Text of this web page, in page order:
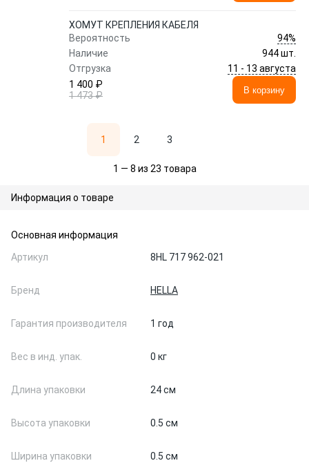
ХОМУТ КРЕПЛЕНИЯ КАБЕЛЯ
Вероятность
94%
Наличие
944 шт.
Отгрузка
11 - 13 августа
1 400 ₽
1 473 ₽
В корзину
1 2 3
1 — 8 из 23 товара
Информация о товаре
Основная информация
Артикул
8HL 717 962-021
Бренд HELLA
Гарантия производителя 1 год
Вес в инд. упак. 0 кг
Длина упаковки 24 см
Высота упаковки 0.5 см
Ширина упаковки 0.5 см